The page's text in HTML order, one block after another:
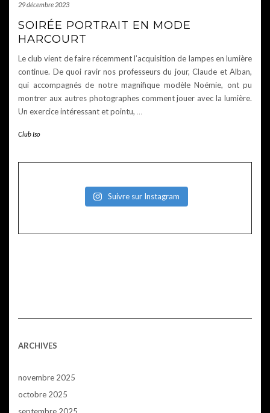
29 décembre 2023
SOIRÉE PORTRAIT EN MODE
HARCOURT
Le club vient de faire récemment l’acquisition de lampes en lumière
continue. De quoi ravir nos professeurs du jour, Claude et Alban,
qui accompagnés de notre magnifique modèle Noémie, ont pu
montrer aux autres photographes comment jouer avec la lumière.
Un exercice intéressant et pointu, …
Club Iso
Suivre sur Instagram
ARCHIVES
novembre 2025
octobre 2025